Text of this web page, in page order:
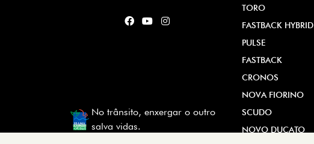
No trânsito, enxergar o outro
salva vidas.
TORO
FASTBACK HYBRID
PULSE
FASTBACK
CRONOS
NOVA FIORINO
SCUDO
NOVO DUCATO